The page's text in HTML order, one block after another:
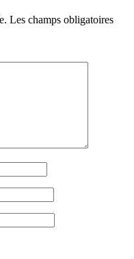
Les champs obligatoires